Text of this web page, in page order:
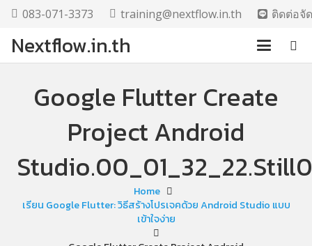
083-071-3373 training@nextflow.in.th ติดต่อจั
Nextflow.in.th
Google Flutter Create
Project Android
Home
เรียน Google Flutter: วิธีสร้างโปรเจคด้วย Android Studio แบบ
เข้าใจง่าย